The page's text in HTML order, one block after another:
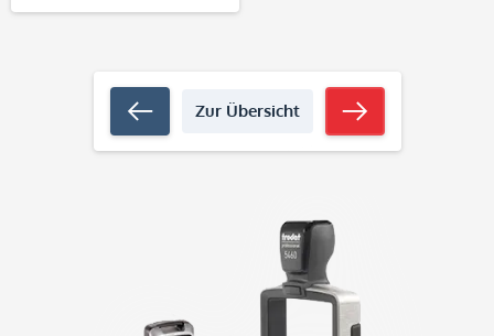
Zur Übersicht